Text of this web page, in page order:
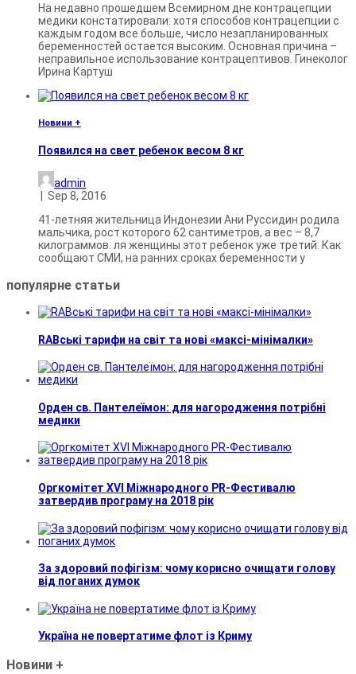
На недавно прошедшем Всемирном дне контрацепции
медики констатировали: хотя способов контрацепции с
каждым годом все больше, число незапланированных
беременностей остается высоким. Основная причина –
неправильное использование контрацептивов. Гинеколог
Ирина Картуш
Новини +
Появился на свет ребенок весом 8 кг
admin
Sep 8, 2016
41-летняя жительница Индонезии Ани Руссидин родила
мальчика, рост которого 62 сантиметров, а вес – 8,7
килограммов. ля женщины этот ребенок уже третий. Как
сообщают СМИ, на ранних сроках беременности у
популярне статьи
RABські тарифи на світ та нові «максі-мінімалки»
Орден св. Пантелеїмон: для нагородження потрібні
медики
Оргкомітет XVI Міжнародного PR-Фестивалю
затвердив програму на 2018 рік
За здоровий пофігізм: чому корисно очищати голову
від поганих думок
Україна не повертатиме флот із Криму
Новини +